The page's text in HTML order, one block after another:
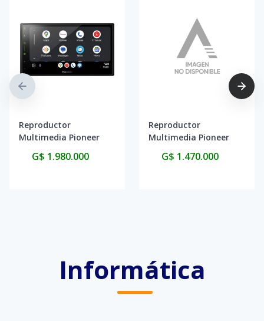
Reproductor
Multimedia Pioneer
Touch Bluetooth -
G$ 1.980.000
Reproductor
Multimedia Pioneer
Touch USB Bluetooth
G$ 1.470.000
Informática